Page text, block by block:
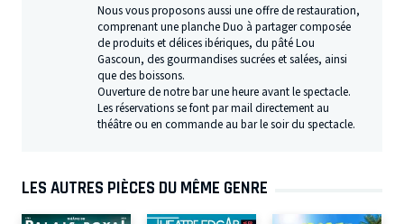
Nous vous proposons aussi une offre de restauration,
comprenant une planche Duo à partager composée
de produits et délices ibériques, du pâté Lou
Gascoun, des gourmandises sucrées et salées, ainsi
que des boissons.
Ouverture de notre bar une heure avant le spectacle.
Les réservations se font par mail directement au
théâtre ou en commande au bar le soir du spectacle.
LES AUTRES PIÈCES DU MÊME GENRE